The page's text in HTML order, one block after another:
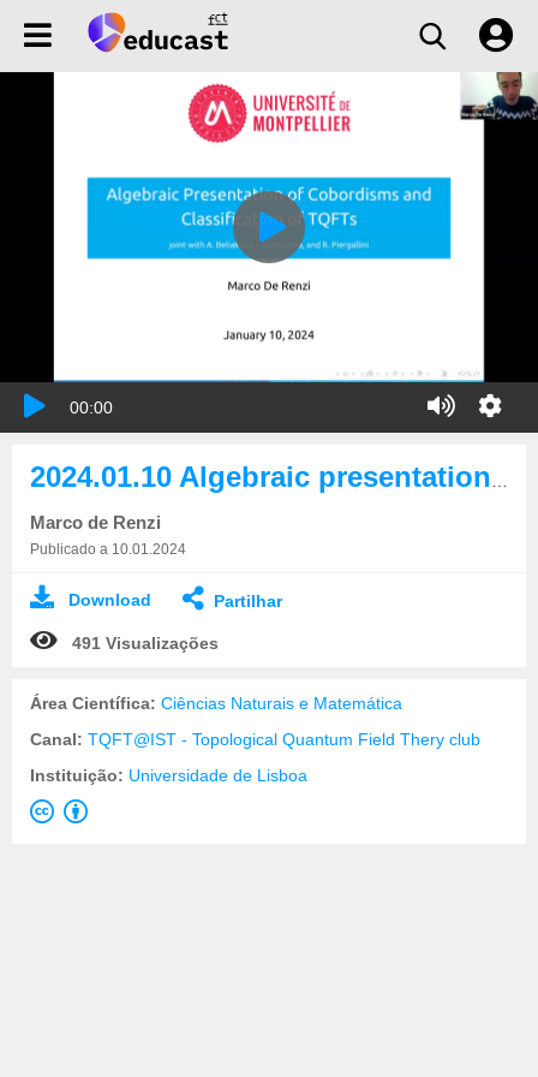
00:00
Marco de Renzi
Publicado a 10.01.2024
Download Partilhar
491 Visualizações
Área Científica: Ciências Naturais e Matemática
Canal: TQFT@IST - Topological Quantum Field Thery club
Instituição: Universidade de Lisboa